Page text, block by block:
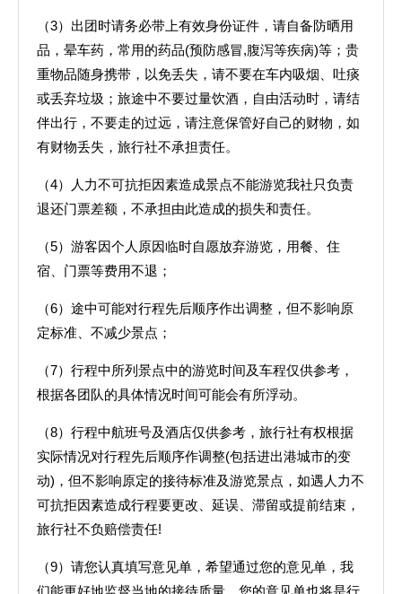
（3）出团时请务必带上有效身份证件，请自备防晒用
品，晕车药，常用的药品(预防感冒,腹泻等疾病)等；贵
重物品随身携带，以免丢失，请不要在车内吸烟、吐痰
或丢弃垃圾；旅途中不要过量饮酒，自由活动时，请结
伴出行，不要走的过远，请注意保管好自己的财物，如
有财物丢失，旅行社不承担责任。
（4）人力不可抗拒因素造成景点不能游览我社只负责
退还门票差额，不承担由此造成的损失和责任。
（5）游客因个人原因临时自愿放弃游览，用餐、住
宿、门票等费用不退；
（6）途中可能对行程先后顺序作出调整，但不影响原
定标准、不减少景点；
（7）行程中所列景点中的游览时间及车程仅供参考，
根据各团队的具体情况时间可能会有所浮动。
（8）行程中航班号及酒店仅供参考，旅行社有权根据
实际情况对行程先后顺序作调整(包括进出港城市的变
动)，但不影响原定的接待标准及游览景点，如遇人力不
可抗拒因素造成行程要更改、延误、滞留或提前结束，
旅行社不负赔偿责任!
（9）请您认真填写意见单，希望通过您的意见单，我
们能更好地监督当地的接待质量，您的意见单也将是行